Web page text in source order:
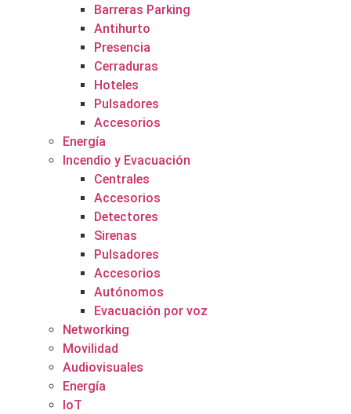
Barreras Parking
Antihurto
Presencia
Cerraduras
Hoteles
Pulsadores
Accesorios
Energía
Incendio y Evacuación
Centrales
Accesorios
Detectores
Sirenas
Pulsadores
Accesorios
Autónomos
Evacuación por voz
Networking
Movilidad
Audiovisuales
Energía
IoT